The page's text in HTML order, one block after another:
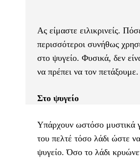
Ας είμαστε ειλικρινείς.
περισσότεροι συνήθως
στο ψυγείο. Φυσικά, δεν
να πρέπει να τον πετάξουμε.
Στο ψυγείο
Υπάρχουν ωστόσο μυστικά
του πελτέ τόσο λάδι ώστε
ψυγείο. Όσο το λάδι